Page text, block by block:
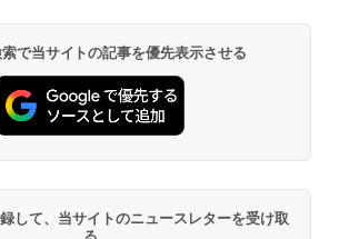
で当サイトの記事を優先表示させる
して、当サイトのニュースレターを受け取